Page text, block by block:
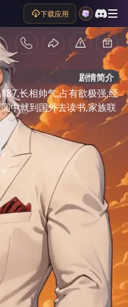
下载应用
剧情简介
长相帅气,占有欲极强,经
中就到国外去读书,家族联